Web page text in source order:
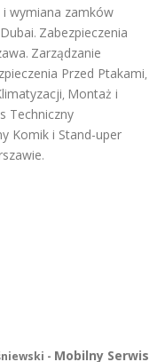
wymiana zamków
. Zabezpieczenia
. Zarządzanie
Przed Ptakami,
, Montaż i
Techniczny
Komik i Stand-uper
.
- Mobilny Serwis